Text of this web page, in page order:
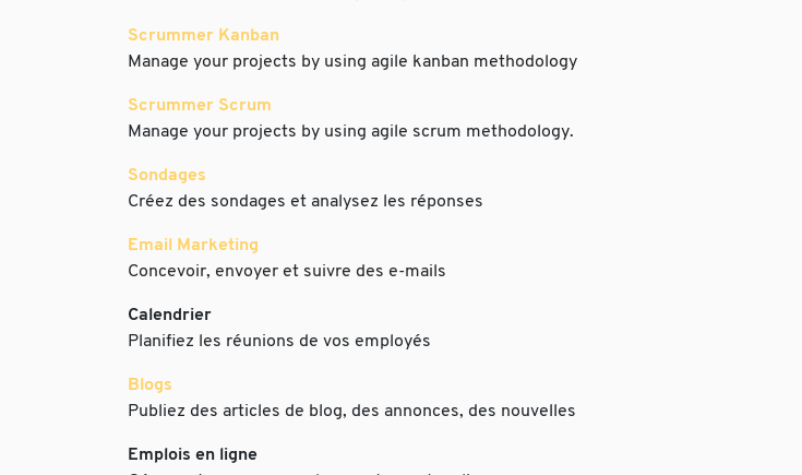
Scrummer Kanban
Manage your projects by using agile kanban methodology
Scrummer Scrum
Manage your projects by using agile scrum methodology.
Sondages
Créez des sondages et analysez les réponses
Email Marketing
Concevoir, envoyer et suivre des e-mails
Calendrier
Planifiez les réunions de vos employés
Blogs
Publiez des articles de blog, des annonces, des nouvelles
Emplois en ligne